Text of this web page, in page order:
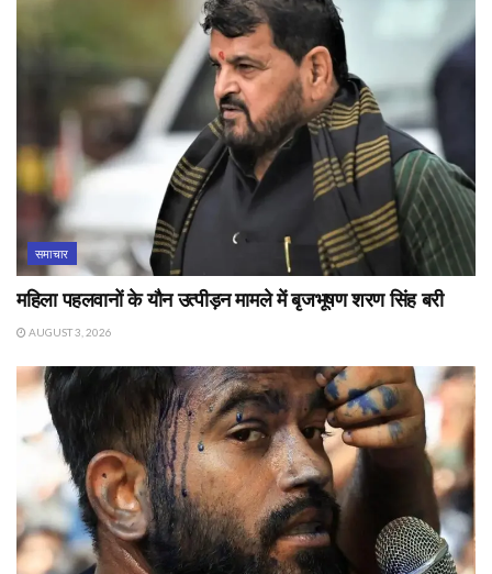
समाचार
महिला पहलवानों के यौन उत्पीड़न मामले में बृजभूषण शरण सिंह बरी
AUGUST 3, 2026